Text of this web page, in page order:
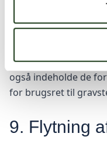
nødvendigt at kende
ønsker til, hvordan
Det er kirkegårdens
regler der skal være.
også indeholde de
for brugsret til
9. Flytning